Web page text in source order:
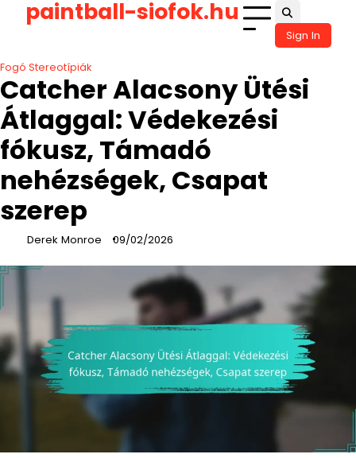
paintball-siofok.hu
Sign In
Fogó Stereotípiák
Catcher Alacsony Ütési
Átlaggal: Védekezési
fókusz, Támadó
nehézségek, Csapat
szerep
Derek Monroe 09/02/2026